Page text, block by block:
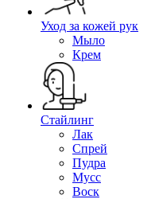
Уход за кожей рук
Мыло
Крем
Стайлинг
Лак
Спрей
Пудра
Мусс
Воск